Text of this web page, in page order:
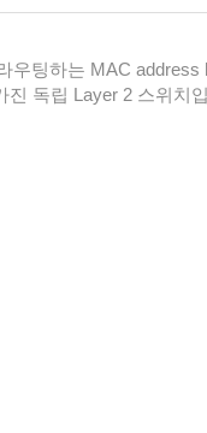
우팅하는 MAC address
독립 Layer 2 스위치